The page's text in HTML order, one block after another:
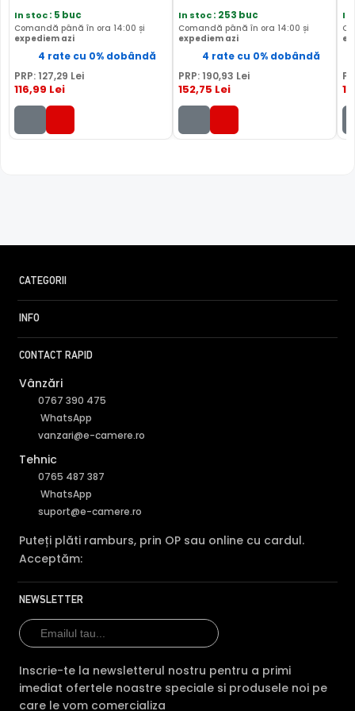
filtru IR Mecanic autoretractabil ce filtreaza lumina in
de afisare a culorilor, iar pe timpul noptii acesta este
imbunatatind vizibilitatea camerei in modul alb/negru.
BLC (Backlight Compensation)
Functia BLC (compensarea luminii din spate) cu care este
dotata camera de supraveghere video DAHUA HAC-
In stoc: 5 buc
Comandă până în ora 14:00 și
expediem azi
4 rate cu 0% dobândă
PRP: 127,29 Lei
116,99 Lei
In stoc: 253 buc
Comandă până în ora 14:00 și
expediem azi
4 rate cu 0% dobândă
PRP: 190,93 Lei
152,75 Lei
In
CATEGORII
INFO
CONTACT RAPID
Vânzări
0767 390 475
WhatsApp
vanzari@e-camere.ro
Tehnic
0765 487 387
WhatsApp
suport@e-camere.ro
Puteți plăti ramburs, prin OP sau online cu cardul.
Acceptăm:
NEWSLETTER
Inscrie-te la newsletterul nostru pentru a primi
imediat ofertele noastre speciale si produsele noi pe
care le vom comercializa